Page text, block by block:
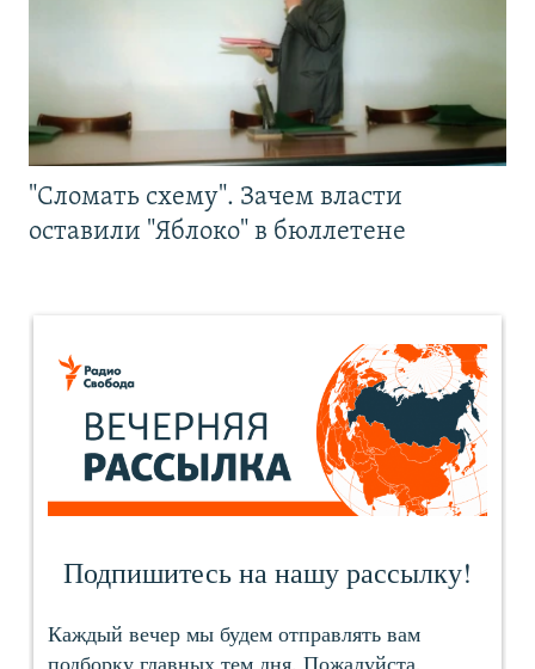
"Сломать схему". Зачем власти
оставили "Яблоко" в бюллетене